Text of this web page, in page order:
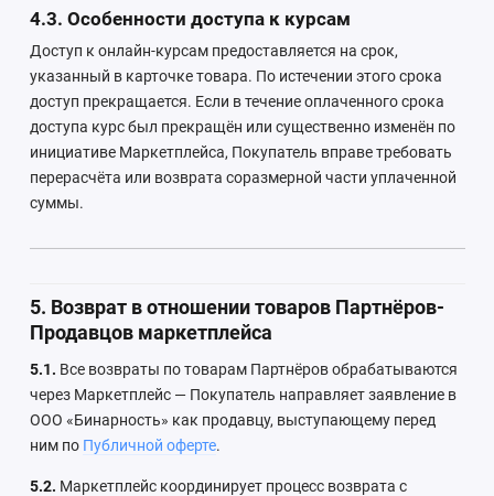
4.3. Особенности доступа к курсам
Доступ к онлайн-курсам предоставляется на срок,
указанный в карточке товара. По истечении этого срока
доступ прекращается. Если в течение оплаченного срока
доступа курс был прекращён или существенно изменён по
инициативе Маркетплейса, Покупатель вправе требовать
перерасчёта или возврата соразмерной части уплаченной
суммы.
5. Возврат в отношении товаров Партнёров-
Продавцов маркетплейса
5.1. Все возвраты по товарам Партнёров обрабатываются
через Маркетплейс — Покупатель направляет заявление в
ООО «Бинарность» как продавцу, выступающему перед
ним по Публичной оферте.
5.2. Маркетплейс координирует процесс возврата с